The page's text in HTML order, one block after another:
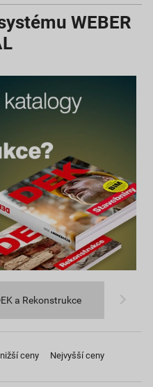
WEBER
a Rekonstrukce
ceny Nejvyšší ceny